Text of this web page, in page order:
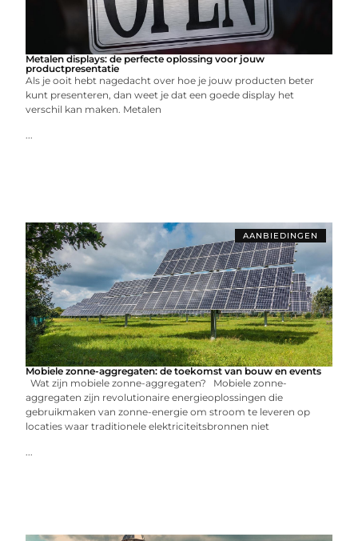
Metalen displays: de perfecte oplossing voor jouw
productpresentatie
Als je ooit hebt nagedacht over hoe je jouw producten beter
kunt presenteren, dan weet je dat een goede display het
verschil kan maken. Metalen
...
AANBIEDINGEN
Mobiele zonne-aggregaten: de toekomst van bouw en events
Wat zijn mobiele zonne-aggregaten? Mobiele zonne-
aggregaten zijn revolutionaire energieoplossingen die
gebruikmaken van zonne-energie om stroom te leveren op
locaties waar traditionele elektriciteitsbronnen niet
...